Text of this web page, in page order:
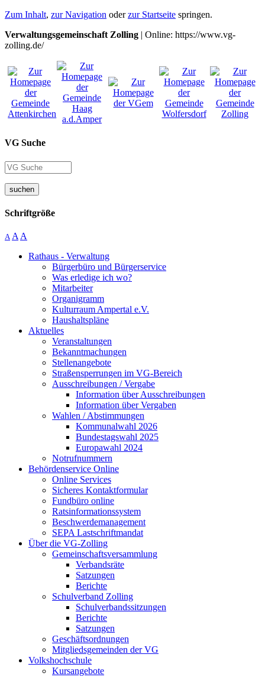
Zum Inhalt, zur Navigation oderzur Startseite springen.
Verwaltungsgemeinschaft Zolling | Online: https://www.vg-
zolling.de/
VG Suche
suchen
Schriftgröße
A A A
Rathaus - Verwaltung
Bürgerbüro und Bürgerservice
Was erledige ich wo?
Mitarbeiter
Organigramm
Kulturraum Ampertal e.V.
Haushaltspläne
Aktuelles
Veranstaltungen
Bekanntmachungen
Stellenangebote
Straßensperrungen im VG-Bereich
Ausschreibungen / Vergabe
Information über Ausschreibungen
Information über Vergaben
Wahlen / Abstimmungen
Kommunalwahl 2026
Bundestagswahl 2025
Europawahl 2024
Notrufnummern
Behördenservice Online
Online Services
Sicheres Kontaktformular
Fundbüro online
Ratsinformationssystem
Beschwerdemanagement
SEPA Lastschriftmandat
Über die VG-Zolling
Gemeinschaftsversammlung
Verbandsräte
Satzungen
Berichte
Schulverband Zolling
Schulverbandssitzungen
Berichte
Satzungen
Geschäftsordnungen
Mitgliedsgemeinden der VG
Volkshochschule
Kursangebote